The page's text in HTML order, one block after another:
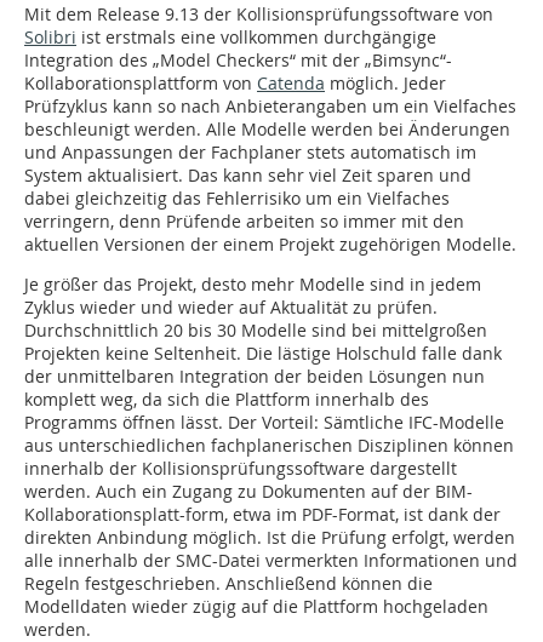
Mit dem Release 9.13 der Kollisionsprüfungssoftware von
Solibri ist erstmals eine vollkommen durchgängige
Integration des „Model Checkers“ mit der „Bimsync“-
Kollaborationsplattform von Catenda möglich. Jeder
Prüfzyklus kann so nach Anbieterangaben um ein Vielfaches
beschleunigt werden. Alle Modelle werden bei Änderungen
und Anpassungen der Fachplaner stets automatisch im
System aktualisiert. Das kann sehr viel Zeit sparen und
dabei gleichzeitig das Fehlerrisiko um ein Vielfaches
verringern, denn Prüfende arbeiten so immer mit den
aktuellen Versionen der einem Projekt zugehörigen Modelle.
Je größer das Projekt, desto mehr Modelle sind in jedem
Zyklus wieder und wieder auf Aktualität zu prüfen.
Durchschnittlich 20 bis 30 Modelle sind bei mittelgroßen
Projekten keine Seltenheit. Die lästige Holschuld falle dank
der unmittelbaren Integration der beiden Lösungen nun
komplett weg, da sich die Plattform innerhalb des
Programms öffnen lässt. Der Vorteil: Sämtliche IFC-Modelle
aus unterschiedlichen fachplanerischen Disziplinen können
innerhalb der Kollisionsprüfungssoftware dargestellt
werden. Auch ein Zugang zu Dokumenten auf der BIM-
Kollaborationsplatt-form, etwa im PDF-Format, ist dank der
direkten Anbindung möglich. Ist die Prüfung erfolgt, werden
alle innerhalb der SMC-Datei vermerkten Informationen und
Regeln festgeschrieben. Anschließend können die
Modelldaten wieder zügig auf die Plattform hochgeladen
werden.